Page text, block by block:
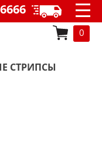
0
СТРИПСЫ